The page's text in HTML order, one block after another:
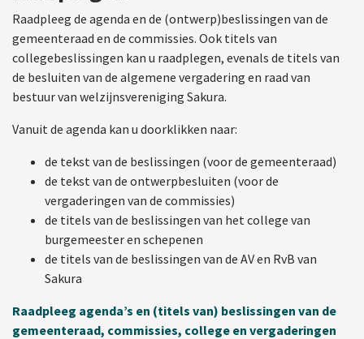
Raadpleeg de agenda en de (ontwerp)beslissingen van de
gemeenteraad en de commissies. Ook titels van
collegebeslissingen kan u raadplegen, evenals de titels van
de besluiten van de algemene vergadering en raad van
bestuur van welzijnsvereniging Sakura.
Vanuit de agenda kan u doorklikken naar:
de tekst van de beslissingen (voor de gemeenteraad)
de tekst van de ontwerpbesluiten (voor de
vergaderingen van de commissies)
de titels van de beslissingen van het college van
burgemeester en schepenen
de titels van de beslissingen van de AV en RvB van
Sakura
Raadpleeg agenda’s en (titels van) beslissingen van de
gemeenteraad, commissies, college en vergaderingen